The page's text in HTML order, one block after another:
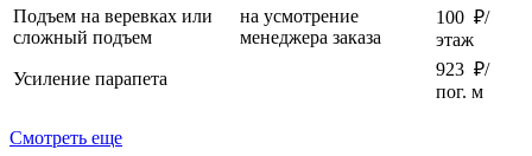
Подъем на веревках или
сложный подъем
на усмотрение
менеджера заказа
100 ₽/
этаж
Усиление парапета
923 ₽/
пог. м
Смотреть еще